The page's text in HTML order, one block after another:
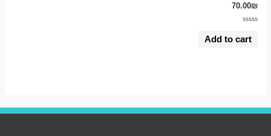
70.00₪
out
Add to cart